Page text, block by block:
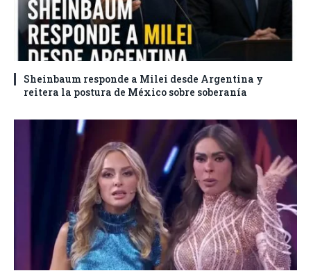
Sheinbaum responde a Milei desde Argentina y
reitera la postura de México sobre soberanía